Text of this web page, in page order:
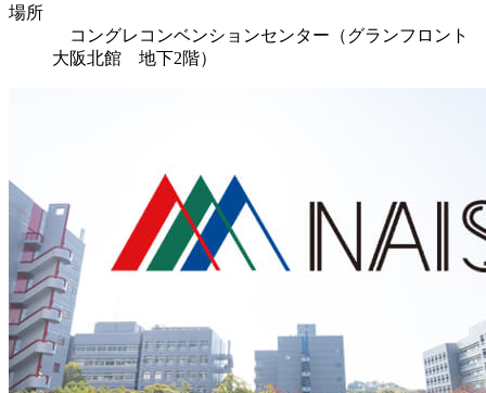
場所
コングレコンベンションセンター（グランフロント
大阪北館 地下2階）